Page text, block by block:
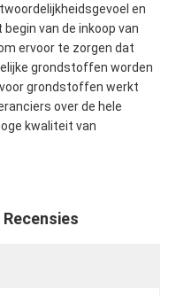
en
van de inkoop van
ervoor te zorgen dat
grondstoffen worden
grondstoffen werkt
over de hele
kwaliteit van